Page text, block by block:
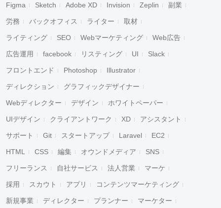
Figma Sketch Adobe XD Invision Zeplin 副業
労務 バックオフィス ライター 取材
ライティング SEO Webマーケティング Web広告
広告運用 facebook リスティング UI Slack
フロントエンド Photoshop Illustrator
ディレクション グラフィックデザイナー
Webディレクター デザイン ホワイトペーパー
UIデザイン クライアントワーク XD アシスタント
サポート Git スタートアップ Laravel EC2
HTML CSS 編集 オウンドメディア SNS
フリーランス 自社サービス 法人営業 マーケ
採用 スカウト アプリ コンテンツマーケティング
新規事業 ディレクター プランナー マーケター